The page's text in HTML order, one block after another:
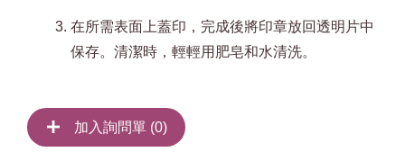
在所需表面上蓋印，完成後將印章放回透明片中
保存。清潔時，輕輕用肥皂和水清洗。
加入詢問單 (0)